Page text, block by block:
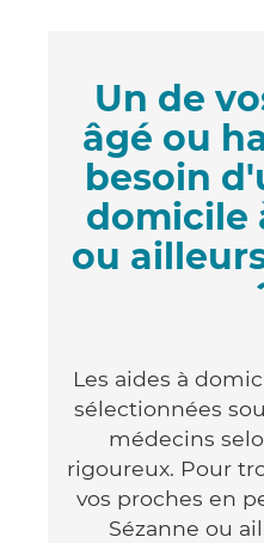
Un de
âgé ou
besoin
domicile
ou
Les aides à
sélectionnées
médecins
rigoureux. Pour
vos proches en
Sézanne ou